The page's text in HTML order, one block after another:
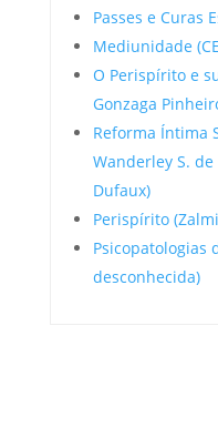
Passes e Curas
Mediunidade
O Perispírito e
Gonzaga
Reforma Íntima
Wanderley S.
Dufaux)
Perispírito
Psicopatologias
desconhecida)